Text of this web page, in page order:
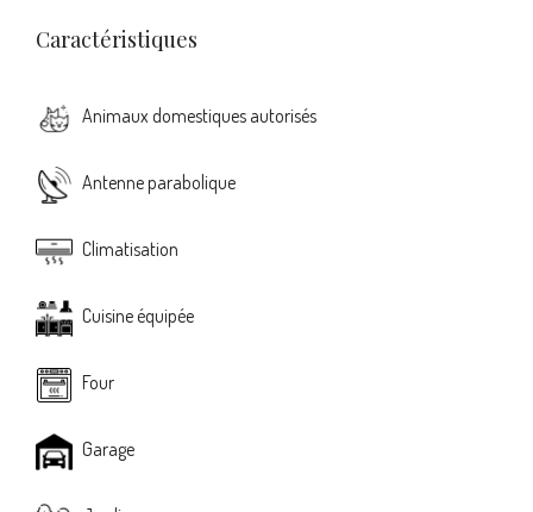
Caractéristiques
Animaux domestiques autorisés
Antenne parabolique
Climatisation
Cuisine équipée
Four
Garage